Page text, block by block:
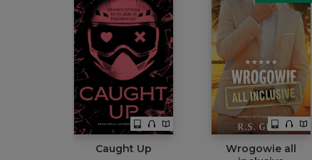
Caught Up
Wrogowie all